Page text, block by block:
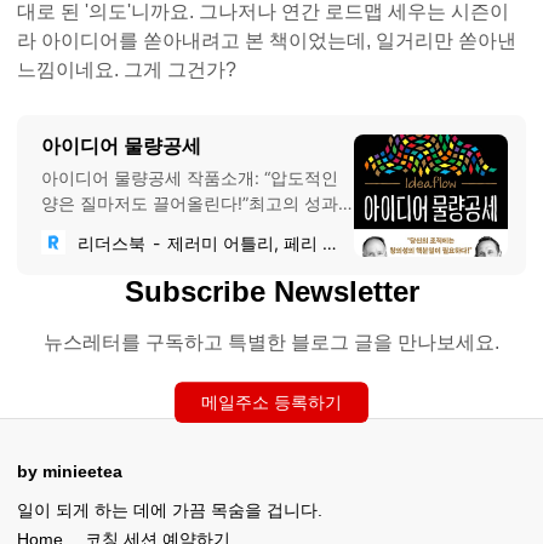
대로 된 '의도'니까요. 그나저나 연간 로드맵 세우는 시즌이
라 아이디어를 쏟아내려고 본 책이었는데, 일거리만 쏟아낸
느낌이네요. 그게 그건가?
아이디어 물량공세
아이디어 물량공세 작품소개: “압도적인
양은 질마저도 끌어올린다!”최고의 성과
다.어떤 다트가 예리할지 고민할 시간에
손에 잡히는 다트 수백, 수천 개를 던져 시
장의 정중앙을 맞춰라!혁신의 산실 스탠
퍼드대학교 디스쿨 창립교수와구글, 아마
존, 디즈니 등 세계적 기업의 혁신 멘토가
가르쳐주는“위기를 넘어 최고를 만들어내
는 리더들의 비밀”창의성은 타고나는…
리더스북 제러미 어틀리, 페리 클레이반
Subscribe Newsletter
뉴스레터를 구독하고 특별한 블로그 글을 만나보세요.
메일주소 등록하기
by minieetea
일이 되게 하는 데에 가끔 목숨을 겁니다.
Home
코칭 세션 예약하기